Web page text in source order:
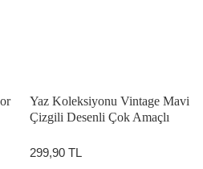
Yaz Koleksiyonu Vintage Mavi
Çizgili Desenli Çok Amaçlı
299,90 TL